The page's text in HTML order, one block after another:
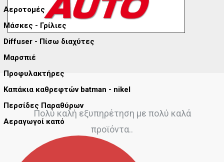
Αεροτομές
Μάσκες - Γρίλιες
Diffuser - Πίσω διαχύτες
Μαρσπιέ
Προφυλακτήρες
Καπάκια καθρεφτών batman - nikel
Περσίδες Παραθύρων
Αεραγωγοί καπό
Πολύ καλή εξυπηρέτηση με πολύ καλά
προϊόντα..